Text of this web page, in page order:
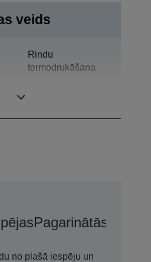
veids
Rindu
termodrukāšana
Pagarinātās
no plašā iespēju un